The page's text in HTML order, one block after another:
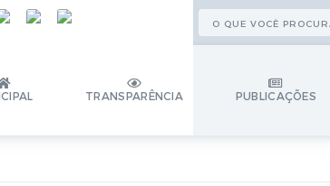
TRANSPARÊNCIA PUBLICAÇÕES